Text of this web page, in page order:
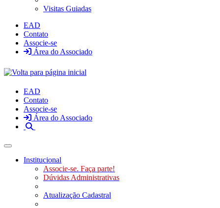
Visitas Guiadas
EAD
Contato
Associe-se
Área do Associado
EAD
Contato
Associe-se
Área do Associado
Toggle navigation
Institucional
Associe-se. Faça parte!
Dúvidas Administrativas
Atualização Cadastral